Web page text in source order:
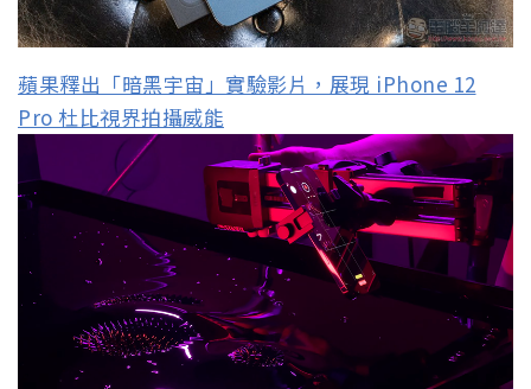
蘋果釋出「暗黑宇宙」實驗影片，展現 iPhone 12
Pro 杜比視界拍攝威能